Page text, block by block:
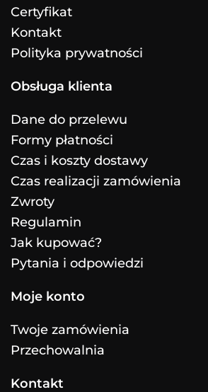
Certyfikat
Kontakt
Polityka prywatności
Obsługa klienta
Dane do przelewu
Formy płatności
Czas i koszty dostawy
Czas realizacji zamówienia
Zwroty
Regulamin
Jak kupować?
Pytania i odpowiedzi
Moje konto
Twoje zamówienia
Przechowalnia
Kontakt